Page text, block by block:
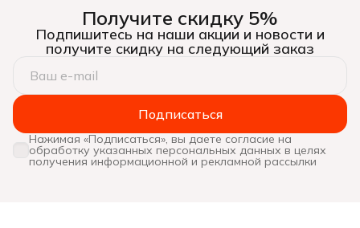
Получите скидку 5%
Подпишитесь на наши акции и новости и
получите скидку на следующий заказ
Подписаться
Нажимая «Подписаться», вы даете согласие на
обработку указанных персональных данных в целях
получения информационной и рекламной рассылки